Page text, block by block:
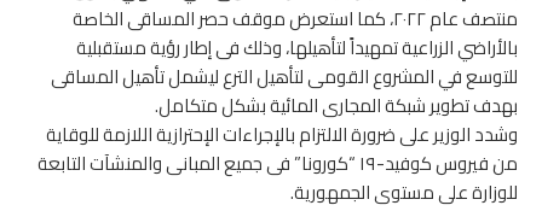
منتصف عام ٢٠٢٢، كما استعرض موقف حصر المساقى الخاصة
بالأراضي الزراعية تمهيداً لتأهيلها، وذلك فى إطار رؤية مستقبلية
للتوسع في المشروع القومى لتأهيل الترع ليشمل تأهيل المساقى
بهدف تطوير شبكة المجارى المائية بشكل متكامل.
وشدد الوزير على ضرورة الالتزام بالإجراءات الإحترازية اللازمة للوقاية
من فيروس كوفيد-١٩ “كورونا” فى جميع المبانى والمنشآت التابعة
للوزارة على مستوى الجمهورية.